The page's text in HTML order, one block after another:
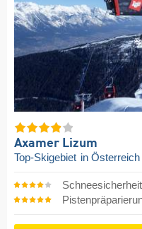
Axamer Lizum
Top-Skigebiet in Österreich
Schneesicherheit